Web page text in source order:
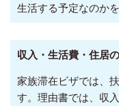
生活する予定なのか
収入・生活費・住居
家族滞在ビザでは、
す。理由書では、収